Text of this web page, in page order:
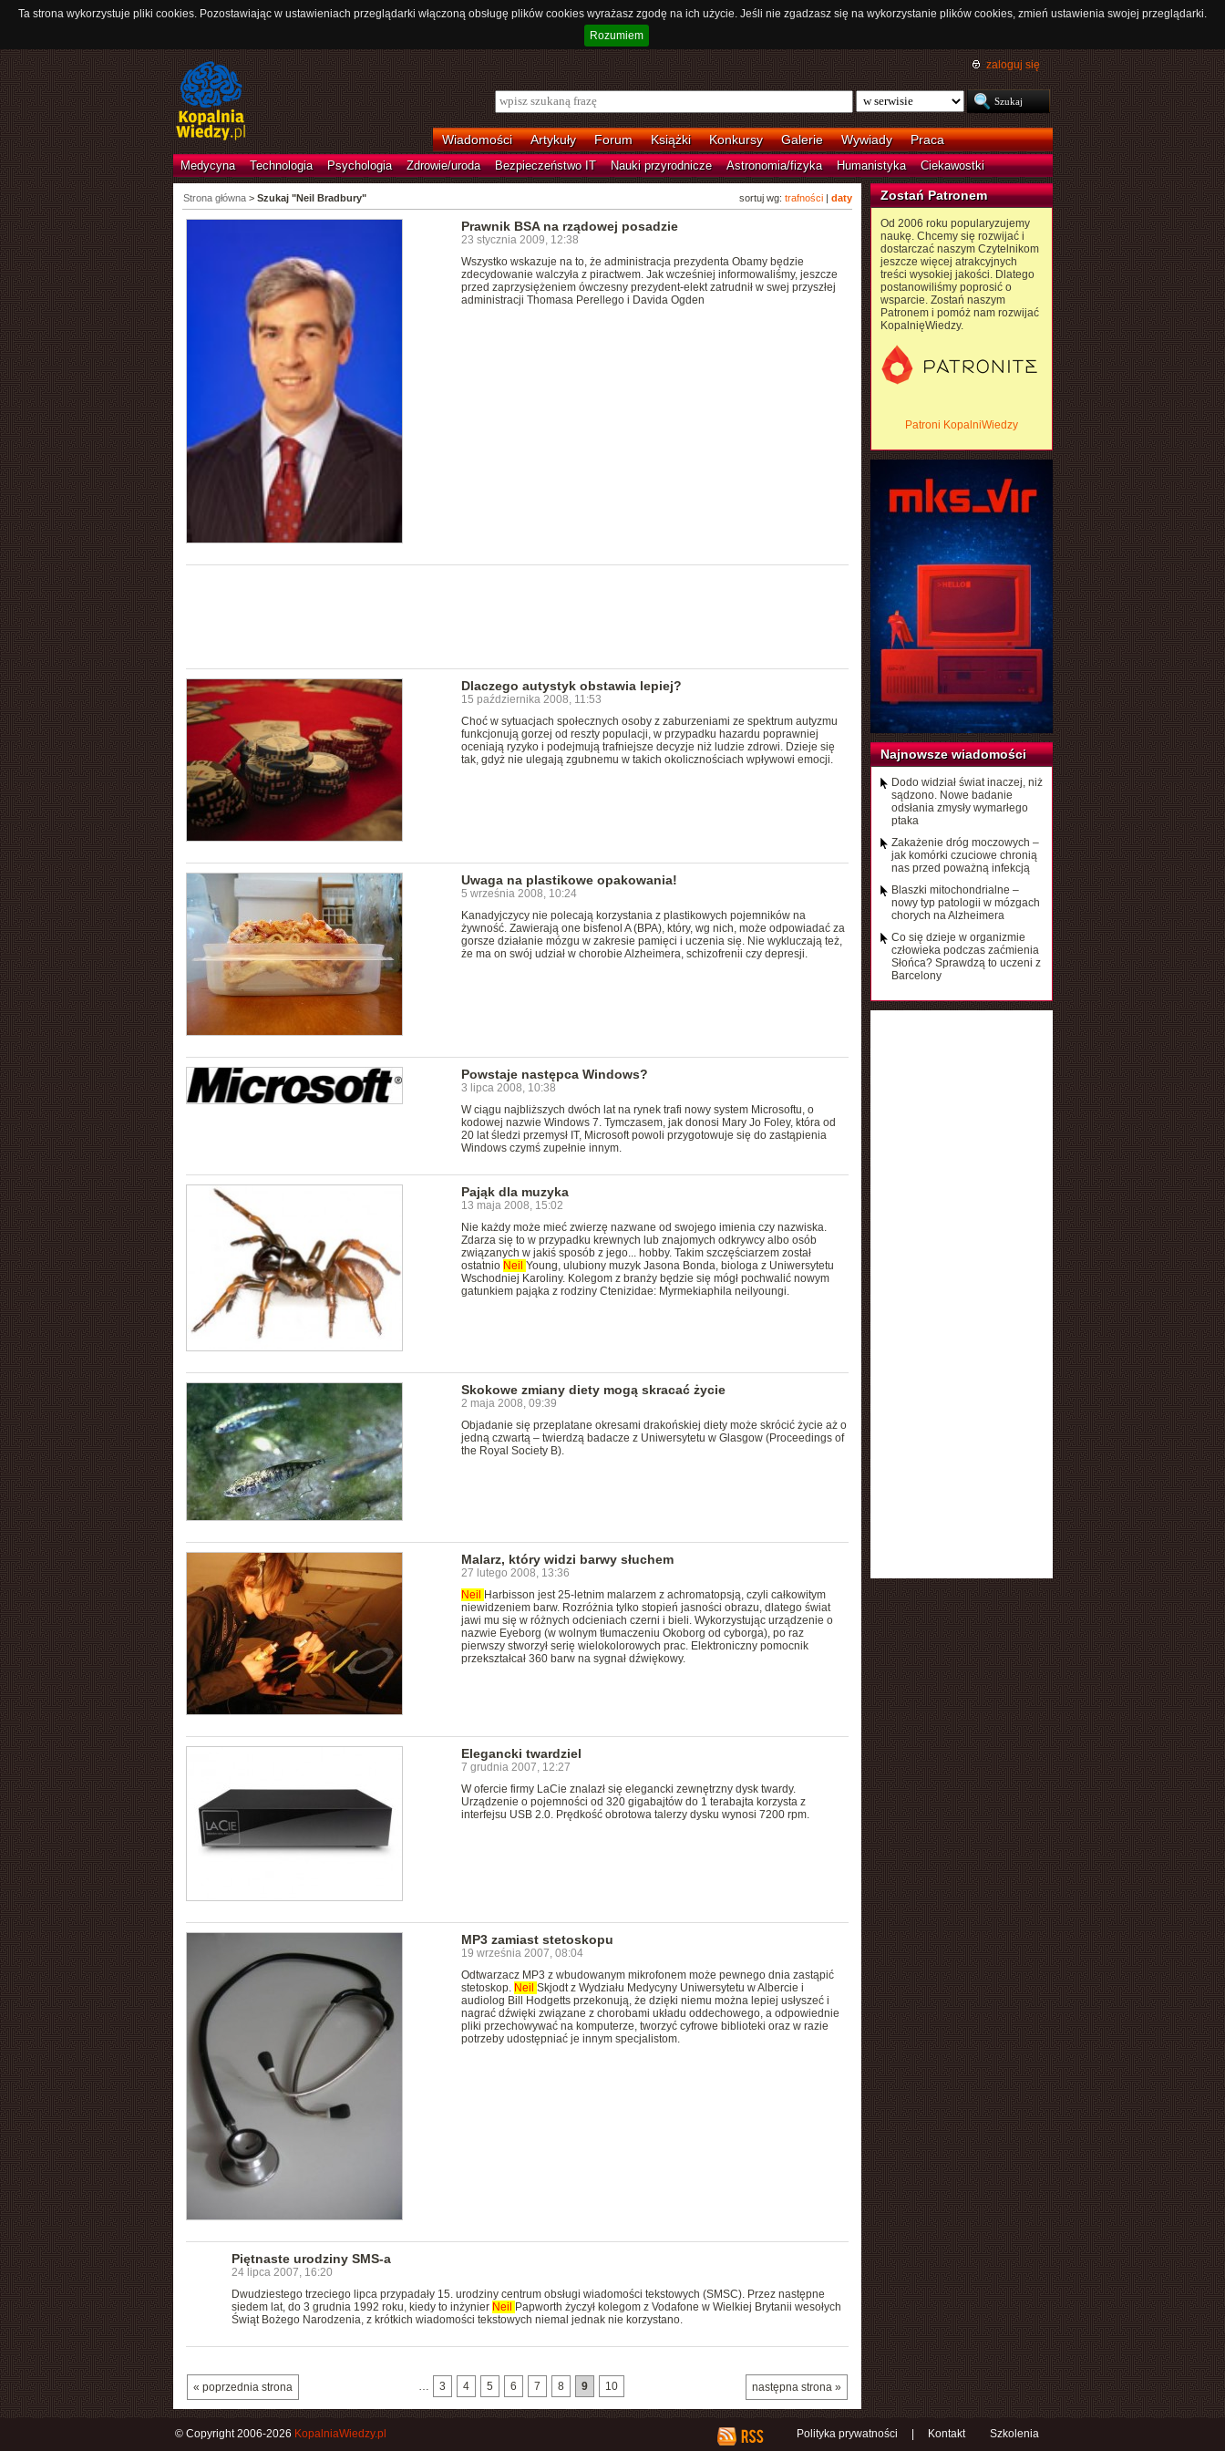
Ta strona wykorzystuje pliki cookies. Pozostawiając w ustawieniach przeglądarki włączoną obsługę plików cookies wyrażasz zgodę na ich użycie. Jeśli nie zgadzasz się na wykorzystanie plików cookies, zmień ustawienia swojej przeglądarki.
Rozumiem
zaloguj się
Wiadomości Artykuły Forum Książki Konkursy Galerie Wywiady Praca
Medycyna Technologia Psychologia Zdrowie/uroda Bezpieczeństwo IT Nauki przyrodnicze Astronomia/fizyka Humanistyka Ciekawostki
sortuj wg: trafności| daty
Strona główna> Szukaj "Neil Bradbury"
Prawnik BSA na rządowej posadzie
23 stycznia 2009, 12:38
Wszystko wskazuje na to, że administracja prezydenta Obamy będzie
zdecydowanie walczyła z piractwem. Jak wcześniej informowaliśmy, jeszcze
przed zaprzysiężeniem ówczesny prezydent-elekt zatrudnił w swej przyszłej
administracji Thomasa Perellego i Davida Ogden
Dlaczego autystyk obstawia lepiej?
15 października 2008, 11:53
Choć w sytuacjach społecznych osoby z zaburzeniami ze spektrum autyzmu
funkcjonują gorzej od reszty populacji, w przypadku hazardu poprawniej
oceniają ryzyko i podejmują trafniejsze decyzje niż ludzie zdrowi. Dzieje się
tak, gdyż nie ulegają zgubnemu w takich okolicznościach wpływowi emocji.
Uwaga na plastikowe opakowania!
5 września 2008, 10:24
Kanadyjczycy nie polecają korzystania z plastikowych pojemników na
żywność. Zawierają one bisfenol A (BPA), który, wg nich, może odpowiadać za
gorsze działanie mózgu w zakresie pamięci i uczenia się. Nie wykluczają też,
że ma on swój udział w chorobie Alzheimera, schizofrenii czy depresji.
Powstaje następca Windows?
3 lipca 2008, 10:38
W ciągu najbliższych dwóch lat na rynek trafi nowy system Microsoftu, o
kodowej nazwie Windows 7. Tymczasem, jak donosi Mary Jo Foley, która od
20 lat śledzi przemysł IT, Microsoft powoli przygotowuje się do zastąpienia
Windows czymś zupełnie innym.
Pająk dla muzyka
13 maja 2008, 15:02
Nie każdy może mieć zwierzę nazwane od swojego imienia czy nazwiska.
Zdarza się to w przypadku krewnych lub znajomych odkrywcy albo osób
związanych w jakiś sposób z jego... hobby. Takim szczęściarzem został
ostatnio Neil Young, ulubiony muzyk Jasona Bonda, biologa z Uniwersytetu
Wschodniej Karoliny. Kolegom z branży będzie się mógł pochwalić nowym
gatunkiem pająka z rodziny Ctenizidae: Myrmekiaphila neilyoungi.
Skokowe zmiany diety mogą skracać życie
2 maja 2008, 09:39
Objadanie się przeplatane okresami drakońskiej diety może skrócić życie aż o
jedną czwartą – twierdzą badacze z Uniwersytetu w Glasgow (Proceedings of
the Royal Society B).
Malarz, który widzi barwy słuchem
27 lutego 2008, 13:36
Neil Harbisson jest 25-letnim malarzem z achromatopsją, czyli całkowitym
niewidzeniem barw. Rozróżnia tylko stopień jasności obrazu, dlatego świat
jawi mu się w różnych odcieniach czerni i bieli. Wykorzystując urządzenie o
nazwie Eyeborg (w wolnym tłumaczeniu Okoborg od cyborga), po raz
pierwszy stworzył serię wielokolorowych prac. Elektroniczny pomocnik
przekształcał 360 barw na sygnał dźwiękowy.
Elegancki twardziel
7 grudnia 2007, 12:27
W ofercie firmy LaCie znalazł się elegancki zewnętrzny dysk twardy.
Urządzenie o pojemności od 320 gigabajtów do 1 terabajta korzysta z
interfejsu USB 2.0. Prędkość obrotowa talerzy dysku wynosi 7200 rpm.
MP3 zamiast stetoskopu
19 września 2007, 08:04
Odtwarzacz MP3 z wbudowanym mikrofonem może pewnego dnia zastąpić
stetoskop. Neil Skjodt z Wydziału Medycyny Uniwersytetu w Albercie i
audiolog Bill Hodgetts przekonują, że dzięki niemu można lepiej usłyszeć i
nagrać dźwięki związane z chorobami układu oddechowego, a odpowiednie
pliki przechowywać na komputerze, tworzyć cyfrowe biblioteki oraz w razie
potrzeby udostępniać je innym specjalistom.
Piętnaste urodziny SMS-a
24 lipca 2007, 16:20
Dwudziestego trzeciego lipca przypadały 15. urodziny centrum obsługi wiadomości tekstowych (SMSC). Przez następne
siedem lat, do 3 grudnia 1992 roku, kiedy to inżynier Neil Papworth życzył kolegom z Vodafone w Wielkiej Brytanii wesołych
Świąt Bożego Narodzenia, z krótkich wiadomości tekstowych niemal jednak nie korzystano.
« poprzednia strona następna strona »
3 4 5 6 7 8 9 10
Zostań Patronem
Od 2006 roku popularyzujemy
naukę. Chcemy się rozwijać i
dostarczać naszym Czytelnikom
jeszcze więcej atrakcyjnych
treści wysokiej jakości. Dlatego
postanowiliśmy poprosić o
wsparcie. Zostań naszym
Patronem i pomóż nam rozwijać
KopalnięWiedzy.
Patroni KopalniWiedzy
Najnowsze wiadomości
Dodo widział świat inaczej, niż
sądzono. Nowe badanie
odsłania zmysły wymarłego
ptaka
Zakażenie dróg moczowych –
jak komórki czuciowe chronią
nas przed poważną infekcją
Blaszki mitochondrialne –
nowy typ patologii w mózgach
chorych na Alzheimera
Co się dzieje w organizmie
człowieka podczas zaćmienia
Słońca? Sprawdzą to uczeni z
Barcelony
Polityka prywatności | Kontakt Szkolenia
© Copyright 2006-2026 KopalniaWiedzy.pl